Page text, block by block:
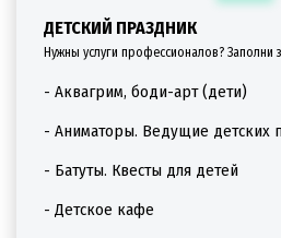
ДЕТСКИЙ ПРАЗДНИК
Нужны услуги профессионалов? Заполни
- Аквагрим, боди-арт (дети)
- Аниматоры. Ведущие детских
- Батуты. Квесты для детей
- Детское кафе